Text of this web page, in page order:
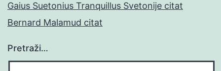
Gaius Suetonius Tranquillus Svetonije citat
Bernard Malamud citat
Pretraži…